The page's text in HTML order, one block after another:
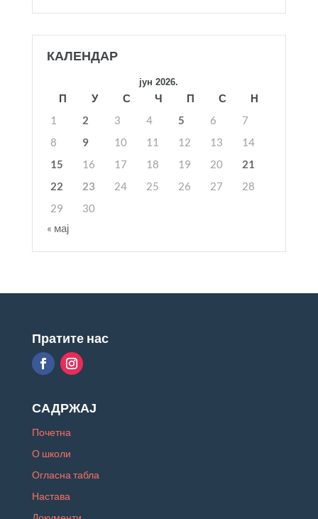
КАЛЕНДАР
јун 2026.
П У С Ч П С
Н
1
2 3 4 5 6
7
8
9 10 11 12 13
14
15
16 17 18 19 20
21
22
23 24 25 26 27
28
29
30
« мај
Пратите нас
САДРЖАЈ
Почетна
О школи
Огласна табла
Настава